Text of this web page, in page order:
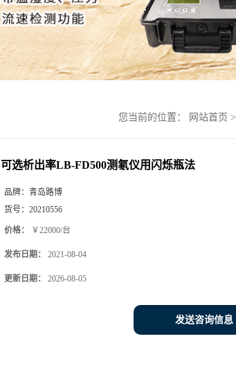
您当前的位置： 网站首页 >
可选析出率LB-FD500测氡仪用闪烁瓶法
品牌： 青岛路博
货号： 20210556
价格： ￥22000/台
发布日期： 2021-08-04
更新日期： 2026-08-05
发送咨询信息